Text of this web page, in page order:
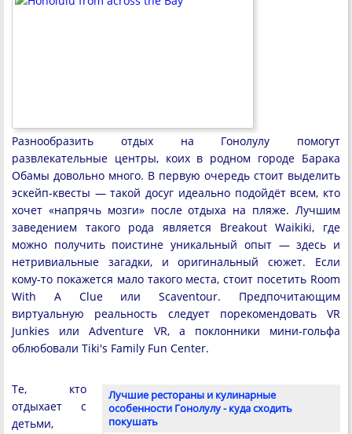
Разнообразить отдых на Гонолулу помогут
развлекательные центры, коих в родном городе Барака
Обамы довольно много. В первую очередь стоит выделить
эскейп-квесты — такой досуг идеально подойдёт всем, кто
хочет «напрячь мозги» после отдыха на пляже. Лучшим
заведением такого рода является Breakout Waikiki, где
можно получить поистине уникальный опыт — здесь и
нетривиальные загадки, и оригинальный сюжет. Если
кому-то покажется мало такого места, стоит посетить Room
With A Clue или Scaventour. Предпочитающим
виртуальную реальность следует порекомендовать VR
Junkies или Adventure VR, а поклонники мини-гольфа
облюбовали Tiki's Family Fun Center.
Лучшие рестораны и кулинарные
особенности Гонолулу - куда сходить
покушать
Те, кто
отдыхает с
детьми,